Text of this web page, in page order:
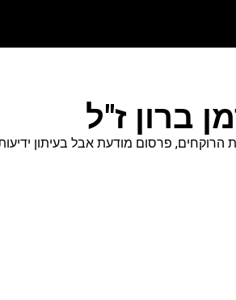
ברון ז"ל
הרוקחים, פרסום מודעת אבל בעיתון